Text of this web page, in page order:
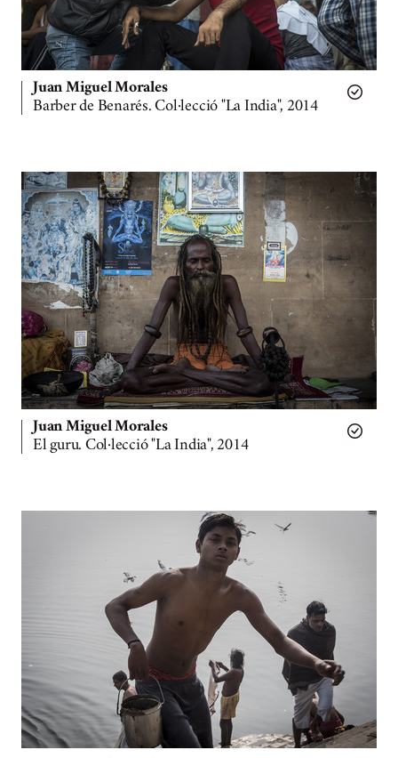
Juan Miguel Morales
Barber de Benarés. Col·lecció "La India", 2014
Juan Miguel Morales
El guru. Col·lecció "La India", 2014